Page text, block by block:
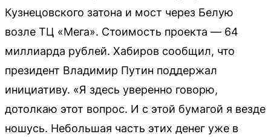
Кузнецовского затона и мост через Белую
возле ТЦ «Мега». Стоимость проекта — 64
миллиарда рублей. Хабиров сообщил, что
президент Владимир Путин поддержал
инициативу. «Я здесь уверенно говорю,
дотолкаю этот вопрос. И с этой бумагой я везде
ношусь. Небольшая часть этих денег уже в